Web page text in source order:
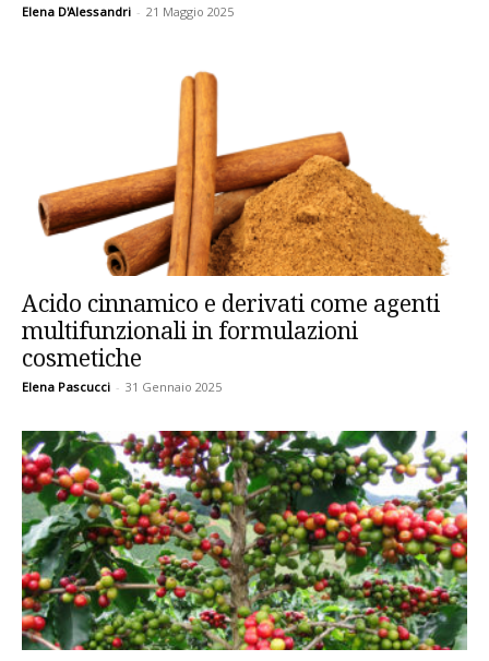
Elena D'Alessandri - 21 Maggio 2025
Acido cinnamico e derivati come agenti
multifunzionali in formulazioni
cosmetiche
Elena Pascucci - 31 Gennaio 2025